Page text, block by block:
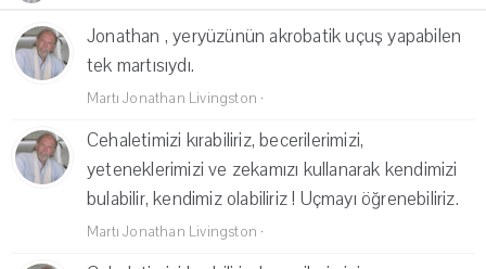
İlgi Alanları
Yorumlar
Jonathan , yeryüzünün akrobatik uçuş yapabilen
tek martısıydı.
Martı Jonathan Livingston ·
Cehaletimizi kırabiliriz, becerilerimizi,
yeteneklerimizi ve zekamızı kullanarak kendimizi
bulabilir, kendimiz olabiliriz ! Uçmayı öğrenebiliriz.
Martı Jonathan Livingston ·